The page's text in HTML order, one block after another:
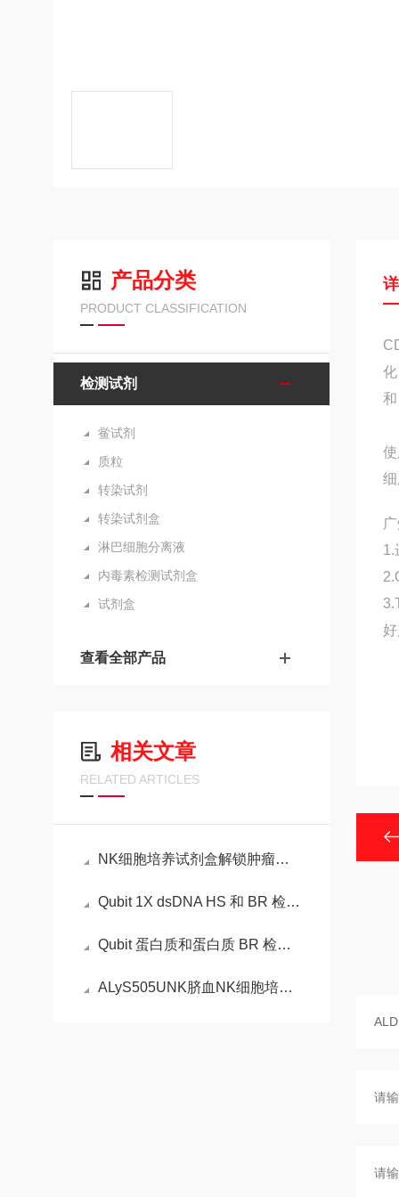
产品分类
PRODUCT CLASSIFICATION
检测试剂
鲎试剂
质粒
转染试剂
转染试剂盒
淋巴细胞分离液
内毒素检测试剂盒
试剂盒
查看全部产品
相关文章
RELATED ARTICLES
NK细胞培养试剂盒解锁肿瘤免疫治疗的“细胞工厂”
Qubit 1X dsDNA HS 和 BR 检测试剂盒的性能
Qubit 蛋白质和蛋白质 BR 检测试剂盒的性能
ALyS505UNK脐血NK细胞培养试剂盒
1.